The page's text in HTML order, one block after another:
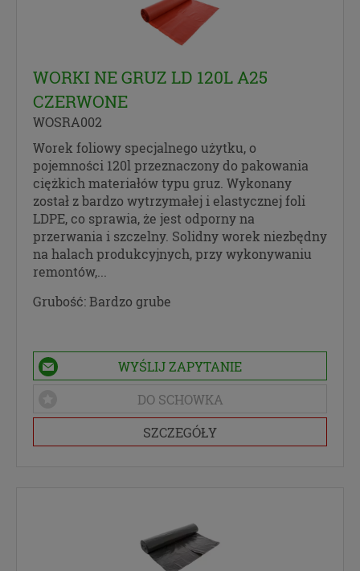
WORKI NE GRUZ LD 120L A25
CZERWONE
WOSRA002
Worek foliowy specjalnego użytku, o
pojemności 120l przeznaczony do pakowania
ciężkich materiałów typu gruz. Wykonany
został z bardzo wytrzymałej i elastycznej foli
LDPE, co sprawia, że jest odporny na
przerwania i szczelny. Solidny worek niezbędny
na halach produkcyjnych, przy wykonywaniu
remontów,...
Grubość:Bardzo grube
WYŚLIJ ZAPYTANIE
DO SCHOWKA
SZCZEGÓŁY